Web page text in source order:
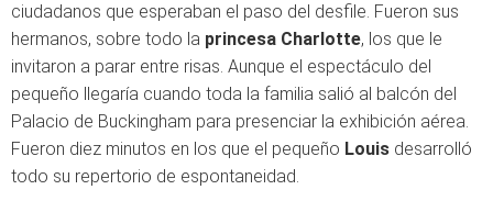
ciudadanos que esperaban el paso del desfile. Fueron sus
hermanos, sobre todo la princesa Charlotte, los que le
invitaron a parar entre risas. Aunque el espectáculo del
pequeño llegaría cuando toda la familia salió al balcón del
Palacio de Buckingham para presenciar la exhibición aérea.
Fueron diez minutos en los que el pequeño Louis desarrolló
todo su repertorio de espontaneidad.